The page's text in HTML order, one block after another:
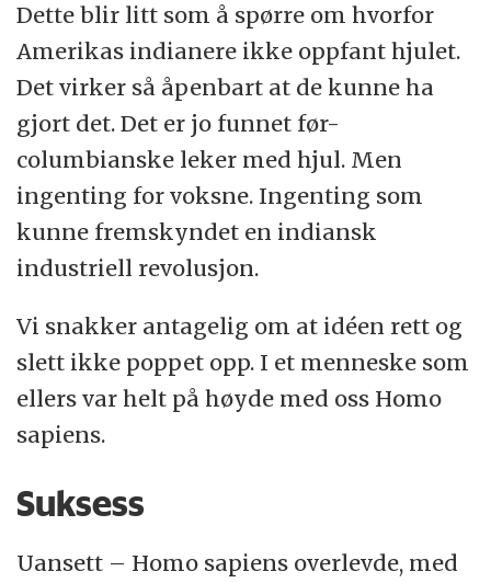
Dette blir litt som å spørre om hvorfor
Amerikas indianere ikke oppfant hjulet.
Det virker så åpenbart at de kunne ha
gjort det. Det er jo funnet før-
columbianske leker med hjul. Men
ingenting for voksne. Ingenting som
kunne fremskyndet en indiansk
industriell revolusjon.
Vi snakker antagelig om at idéen rett og
slett ikke poppet opp. I et menneske som
ellers var helt på høyde med oss Homo
sapiens.
Suksess
Uansett – Homo sapiens overlevde, med